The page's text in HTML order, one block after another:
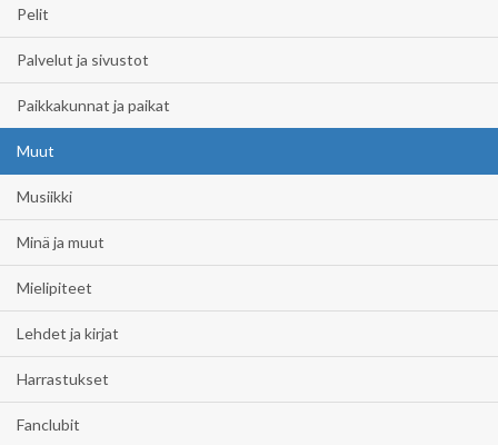
Pelit
Palvelut ja sivustot
Paikkakunnat ja paikat
Muut
Musiikki
Minä ja muut
Mielipiteet
Lehdet ja kirjat
Harrastukset
Fanclubit